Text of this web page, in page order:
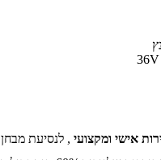
אישי ומקצועי , לנסיעת מבחן